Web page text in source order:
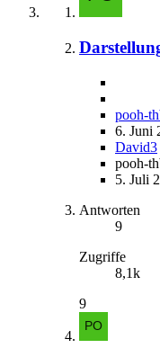
pooh-
6. Juni
David3
pooh-
5. Juli
Antworten
9
Zugriffe
8,1k
9